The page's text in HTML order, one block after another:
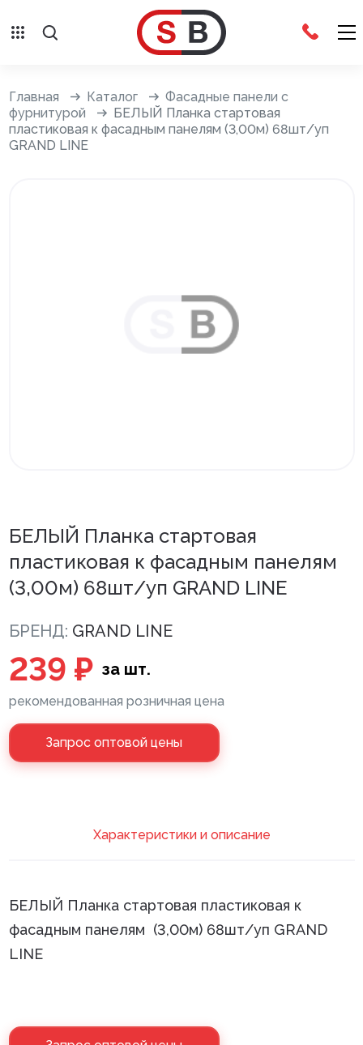
Сайдинг с фурнитурой
Листовые панели
Подоконники с комплектующими
Напольные покрытия ПВХ
Напольные покрытия ХДФ
Плинтус напольный с фурнитурой
Керамическая плитка
Клей монтажный
Главная Каталог
Фасадные панели с
фурнитурой
БЕЛЫЙ Планка стартовая
пластиковая к фасадным панелям (3,00м) 68шт/уп
GRAND LINE
БЕЛЫЙ Планка стартовая
пластиковая к фасадным панелям
(3,00м) 68шт/уп GRAND LINE
БРЕНД: GRAND LINE
239 ₽ за шт.
рекомендованная розничная цена
Запрос оптовой цены
Xарактеристики и описание
БЕЛЫЙ Планка стартовая пластиковая к
фасадным панелям (3,00м) 68шт/уп GRAND
LINE